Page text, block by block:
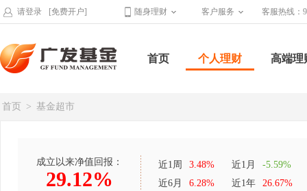
请登录 [免费开户] 随身理财 客户服务 客服热线：
首页 个人理财 高端理
首页 > 基金超市
成立以来净值回报：
29.12%
近1周 3.48% 近1月
-5.59%
近6月
6.28% 近1年 26.67%